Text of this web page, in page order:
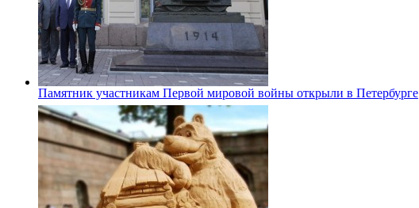
Памятник участникам Первой мировой войны открыли в Петербурге